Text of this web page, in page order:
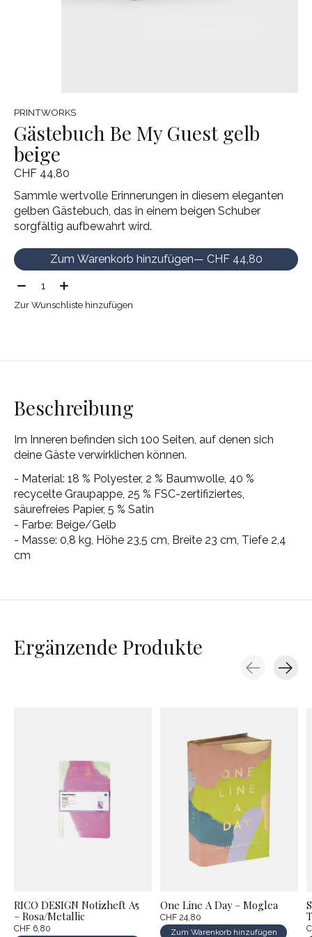
PRINTWORKS
Gästebuch Be My Guest gelb
beige
CHF 44,80
Sammle wertvolle Erinnerungen in diesem eleganten
gelben Gästebuch, das in einem beigen Schuber
sorgfältig aufbewahrt wird.
Zum Warenkorb hinzufügen
— CHF 44,80
Menge:
Zur Wunschliste hinzufügen
Beschreibung
Im Inneren befinden sich 100 Seiten, auf denen sich
deine Gäste verwirklichen können.
- Material: 18 % Polyester, 2 % Baumwolle, 40 %
recycelte Graupappe, 25 % FSC-zertifiziertes,
säurefreies Papier, 5 % Satin
- Farbe: Beige/Gelb
- Masse: 0,8 kg, Höhe 23,5 cm, Breite 23 cm, Tiefe 2,4
cm
Ergänzende Produkte
RICO DESIGN Notizheft A5
– Rosa/Metallic
CHF 6,80
One Line A Day – Moglea
CHF 24,80
Zum Warenkorb hinzufügen